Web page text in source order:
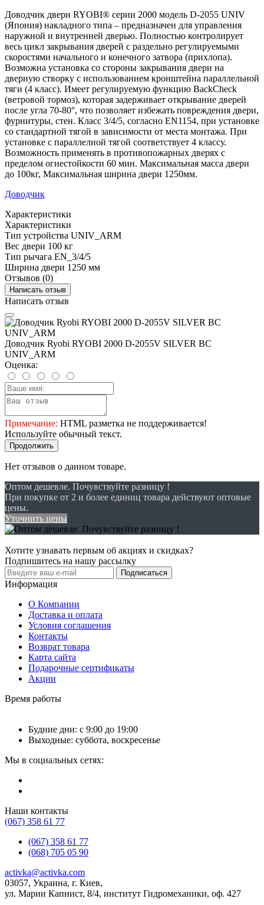
Доводчик двери RYOBI® серии 2000 модель D-2055 UNIV
(Япония) накладного типа – предназначен для управления
наружной и внутренней дверью. Полностью контролирует
весь цикл закрывания дверей с раздельно регулируемыми
скоростями начального и конечного затвора (прихлопа).
Возможна установка со стороны закрывания двери на
дверную створку с использованием кронштейна параллельной
тяги (4 класс). Имеет регулируемую функцию BackCheck
(ветровой тормоз), которая задерживает открывание дверей
после угла 70-80°, что позволяет избежать повреждения двери,
фурнитуры, стен. Класс 3/4/5, согласно EN1154, при установке
со стандартной тягой в зависимости от места монтажа. При
установке с параллелной тягой соответствует 4 классу.
Возможность применять в противопожарных дверях с
пределом огнестойкости 60 мин. Максимальная масса двери
до 100кг, Максимальная ширина двери 1250мм.
Доводчик
Характеристики
Характеристики
Тип устройства UNIV_ARM
Вес двери 100 кг
Тип рычага EN_3/4/5
Ширина двери 1250 мм
Отзывов (0)
Написать отзыв
Написать отзыв
Доводчик Ryobi RYOBI 2000 D-2055V SILVER BC
UNIV_ARM
Оценка:
Примечание: HTML разметка не поддерживается!
Используйте обычный текст.
Продолжить
Нет отзывов о данном товаре.
Оптом дешевле. Почувствуйте разницу !
При покупке от 2 и более единиц товара действуют оптовые
цены.
Уточнить цены
Хотите узнавать первым об акциях и скидках?
Подпишитесь на нашу рассылку
Подписаться
Информация
О Компании
Доставка и оплата
Условия соглашения
Контакты
Возврат товара
Карта сайта
Подарочные сертификаты
Акции
Время работы
Будние дни: с 9:00 до 19:00
Выходные: суббота, воскресенье
Мы в социальных сетях:
Наши контакты
(067) 358 61 77
(067) 358 61 77
(068) 705 05 90
activka@activka.com
03057, Украина, г. Киев,
ул. Марии Капнист, 8/4, институт Гидромеханики, оф. 427